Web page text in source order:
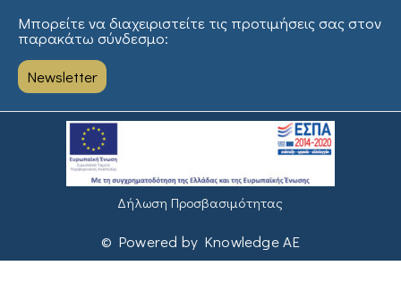
Μπορείτε να διαχειριστείτε τις προτιμήσεις σας στον
παρακάτω σύνδεσμο:
Newsletter
Δήλωση Προσβασιμότητας
© Powered by Knowledge AE